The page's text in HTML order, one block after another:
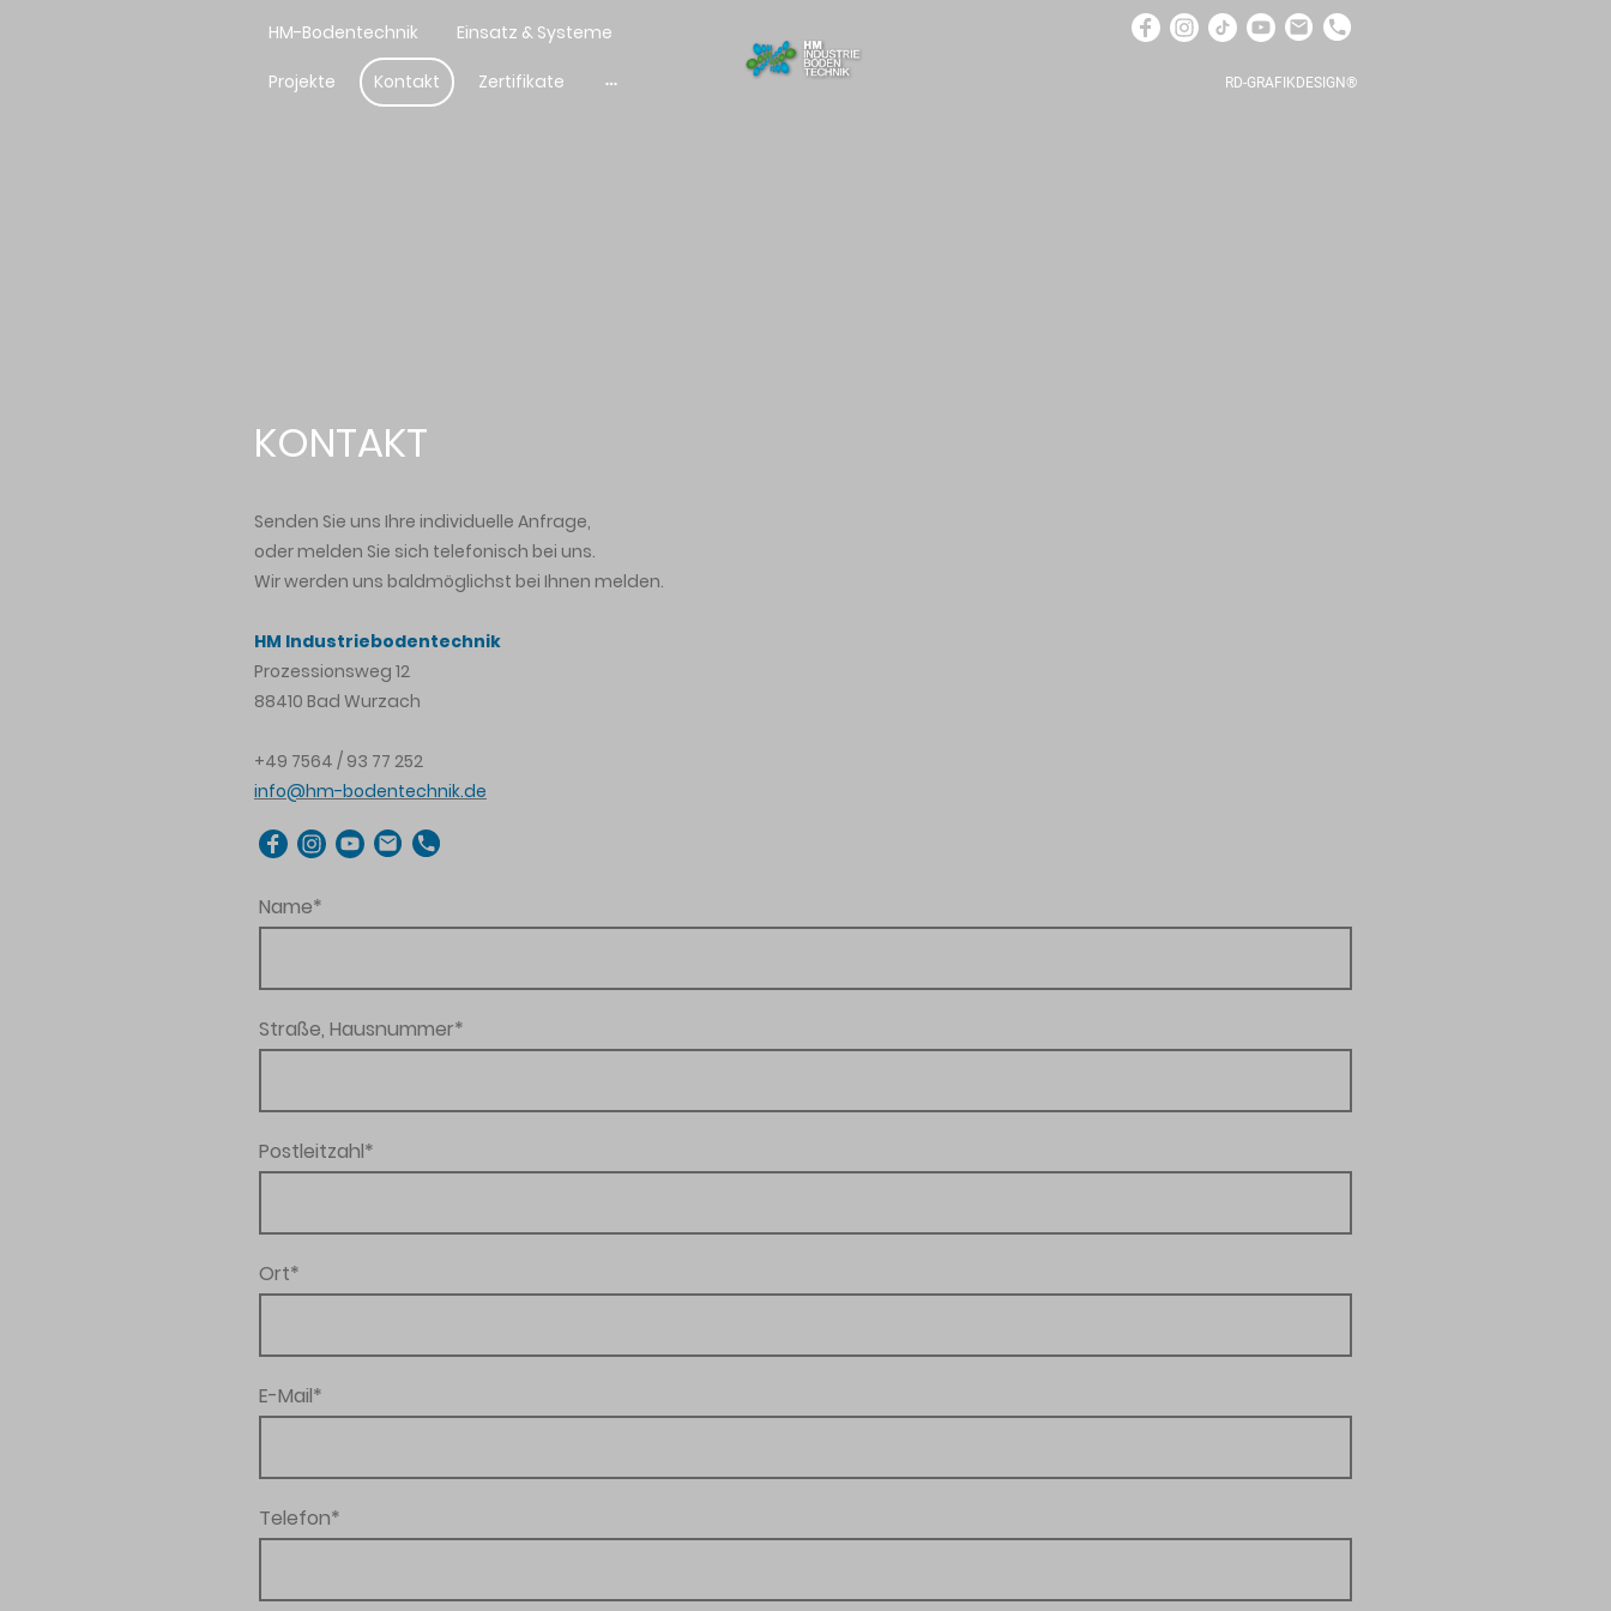
HM-Bodentechnik Einsatz & Systeme
Projekte Kontakt Zertifikate RD-GRAFIKDESIGN®
KONTAKT
Senden Sie uns Ihre individuelle Anfrage,
oder melden Sie sich telefonisch bei uns.
Wir werden uns baldmöglichst bei Ihnen melden.
HM Industriebodentechnik
Prozessionsweg 12
88410 Bad Wurzach
+49 7564 / 93 77 252
info@hm-bodentechnik.de
Name*
Straße, Hausnummer*
Postleitzahl*
Ort*
E-Mail*
Telefon*